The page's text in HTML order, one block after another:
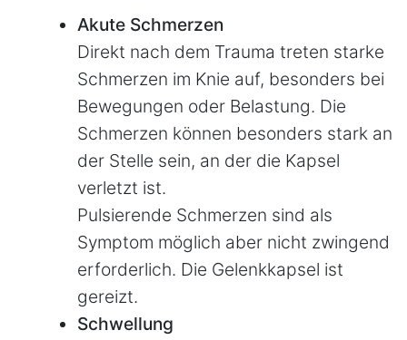
Akute Schmerzen
Direkt nach dem Trauma treten starke
Schmerzen im Knie auf, besonders bei
Bewegungen oder Belastung. Die
Schmerzen können besonders stark an
der Stelle sein, an der die Kapsel
verletzt ist.
Pulsierende Schmerzen sind als
Symptom möglich aber nicht zwingend
erforderlich. Die Gelenkkapsel ist
gereizt.
Schwellung